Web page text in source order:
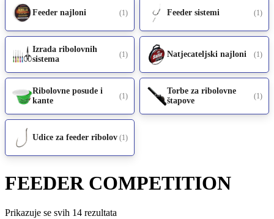
Feeder najloni (1) Feeder sistemi (1)
Izrada ribolovnih
sistema
(1) Natjecateljski najloni (1)
Ribolovne posude i
kante
(1)
Torbe za ribolovne
štapove
(1)
Udice za feeder ribolov (1)
FEEDER COMPETITION
Prikazuje se svih 14 rezultata